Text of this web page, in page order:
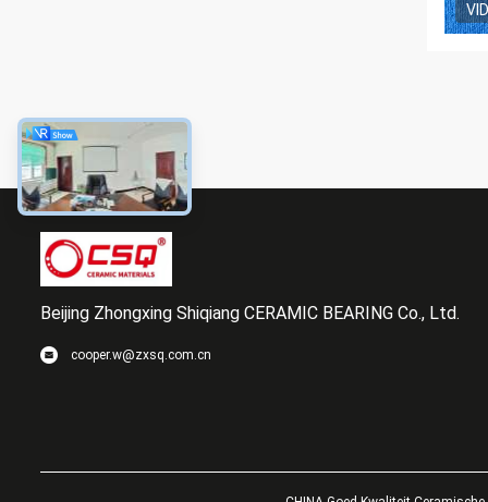
Beijing Zhongxing Shiqiang CERAMIC BEARING Co., Ltd.
cooper.w@zxsq.com.cn